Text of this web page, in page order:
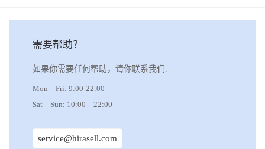
需要帮助？
如果你需要任何帮助，请你联系我们.
Mon – Fri: 9:00-22:00
Sat – Sun: 10:00 – 22:00
service@hirasell.com